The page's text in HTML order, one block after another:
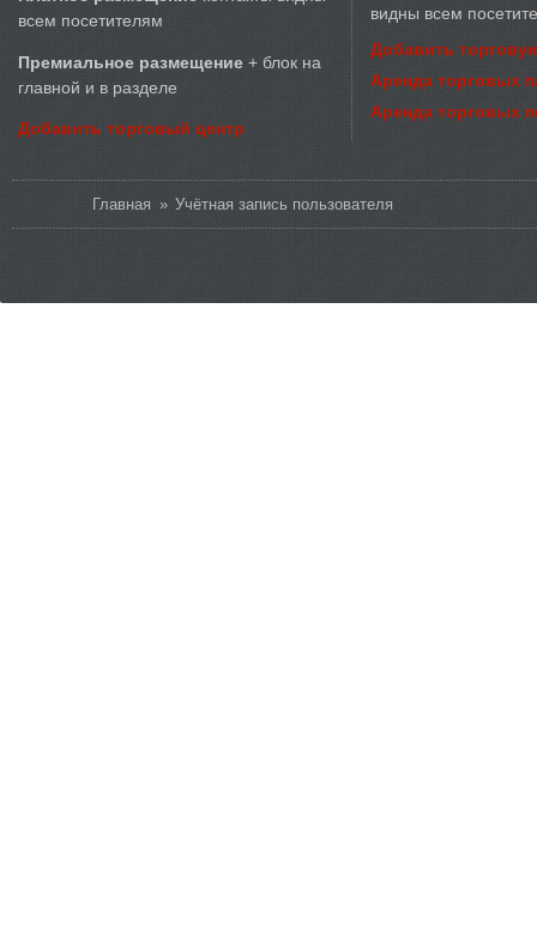
всем посетителям
Премиальное размещение + блок на
главной и в разделе
Добавить торговый центр
видны всем
Добавить
Аренда торговых
Аренда торговых
Главная » Учётная запись пользователя